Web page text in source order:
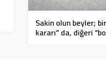
Sakin olun beyler;
kararı” da, diğeri